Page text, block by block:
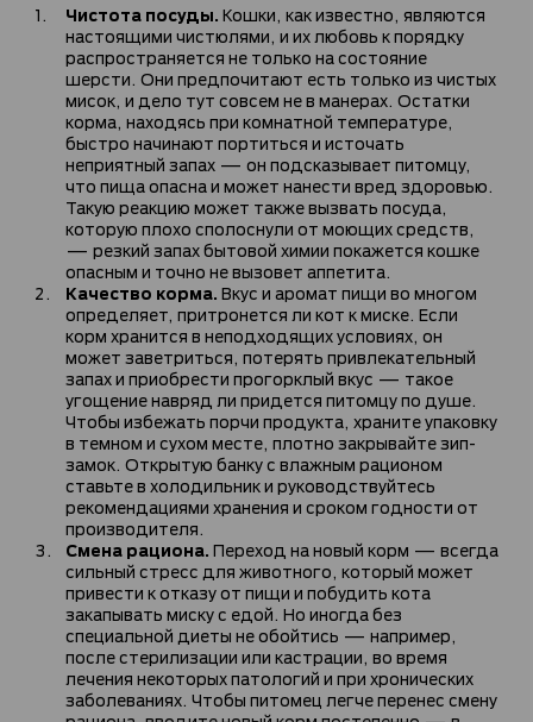
Чистота посуды. Кошки, как известно, являются
настоящими чистюлями, и их любовь к порядку
распространяется не только на состояние
шерсти. Они предпочитают есть только из чистых
мисок, и дело тут совсем не в манерах. Остатки
корма, находясь при комнатной температуре,
быстро начинают портиться и источать
неприятный запах — он подсказывает питомцу,
что пища опасна и может нанести вред здоровью.
Такую реакцию может также вызвать посуда,
которую плохо сполоснули от моющих средств,
— резкий запах бытовой химии покажется кошке
опасным и точно не вызовет аппетита.
Качество корма. Вкус и аромат пищи во многом
определяет, притронется ли кот к миске. Если
корм хранится в неподходящих условиях, он
может заветриться, потерять привлекательный
запах и приобрести прогорклый вкус — такое
угощение навряд ли придется питомцу по душе.
Чтобы избежать порчи продукта, храните упаковку
в темном и сухом месте, плотно закрывайте зип-
замок. Открытую банку с влажным рационом
ставьте в холодильник и руководствуйтесь
рекомендациями хранения и сроком годности от
производителя.
Смена рациона. Переход на новый корм — всегда
сильный стресс для животного, который может
привести к отказу от пищи и побудить кота
закапывать миску с едой. Но иногда без
специальной диеты не обойтись — например,
после стерилизации или кастрации, во время
лечения некоторых патологий и при хронических
заболеваниях. Чтобы питомец легче перенес смену